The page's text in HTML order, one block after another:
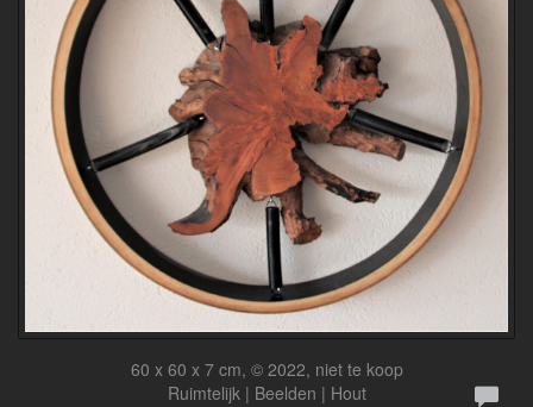
60 x 60 x 7 cm, © 2022, niet te koop
Ruimtelijk | Beelden | Hout